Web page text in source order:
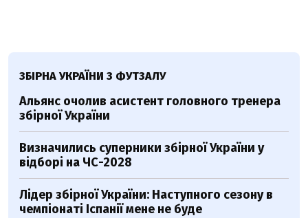
ЗБІРНА УКРАЇНИ З ФУТЗАЛУ
Альянс очолив асистент головного тренера
збірної України
Визначились суперники збірної України у
відборі на ЧС-2028
Лідер збірної України: Наступного сезону в
чемпіонаті Іспанії мене не буде